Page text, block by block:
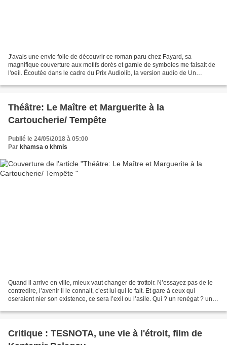
J'avais une envie folle de découvrir ce roman paru chez Fayard, sa
magnifique couverture aux motifs dorés et garnie de symboles me faisait de
l'oeil. Écoutée dans le cadre du Prix Audiolib, la version audio de Un
Théâtre: Le Maître et Marguerite à la
Cartoucherie/ Tempête
Publié le 24/05/2018 à 05:00
Par khamsa o khmis
Quand il arrive en ville, mieux vaut changer de trottoir. N’essayez pas de le
contredire, l’avenir il le connait, c’est lui qui le fait. Et gare à ceux qui
oseraient nier son existence, ce sera l’exil ou l’asile. Qui ? un renégat ? un
Critique : TESNOTA, une vie à l'étroit, film de